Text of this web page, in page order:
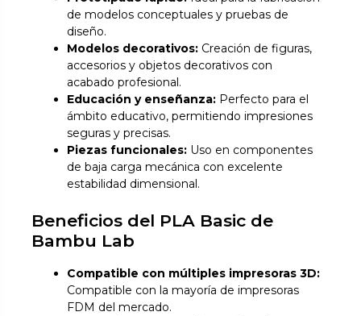
de modelos conceptuales y pruebas de
diseño.
Modelos decorativos: Creación de figuras,
accesorios y objetos decorativos con
acabado profesional.
Educación y enseñanza: Perfecto para el
ámbito educativo, permitiendo impresiones
seguras y precisas.
Piezas funcionales: Uso en componentes
de baja carga mecánica con excelente
estabilidad dimensional.
Beneficios del PLA Basic de
Bambu Lab
Compatible con múltiples impresoras 3D:
Compatible con la mayoría de impresoras
FDM del mercado.